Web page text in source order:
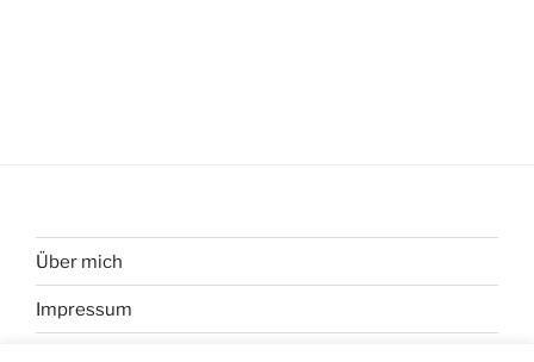
Über mich
Impressum